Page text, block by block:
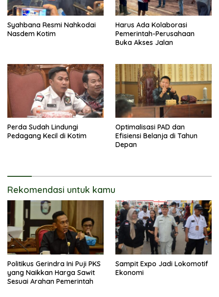
Syahbana Resmi Nahkodai
Nasdem Kotim
Harus Ada Kolaborasi
Pemerintah-Perusahaan
Buka Akses Jalan
Perda Sudah Lindungi
Pedagang Kecil di Kotim
Optimalisasi PAD dan
Efisiensi Belanja di Tahun
Depan
Rekomendasi untuk kamu
Politikus Gerindra Ini Puji PKS
yang Naikkan Harga Sawit
Sesuai Arahan Pemerintah
Sampit Expo Jadi Lokomotif
Ekonomi